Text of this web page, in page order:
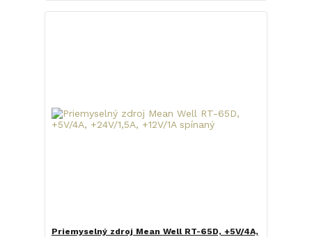
Priemyselný zdroj Mean Well RT-65D, +5V/4A,